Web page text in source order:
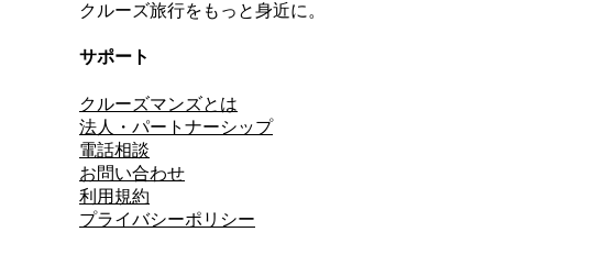
クルーズ旅行をもっと身近に。
サポート
クルーズマンズとは
法人・パートナーシップ
電話相談
お問い合わせ
利用規約
プライバシーポリシー